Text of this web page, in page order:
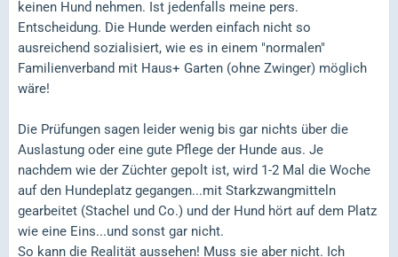
keinen Hund nehmen. Ist jedenfalls meine pers.
Entscheidung. Die Hunde werden einfach nicht so
ausreichend sozialisiert, wie es in einem "normalen"
Familienverband mit Haus+ Garten (ohne Zwinger) möglich
wäre!
Die Prüfungen sagen leider wenig bis gar nichts über die
Auslastung oder eine gute Pflege der Hunde aus. Je
nachdem wie der Züchter gepolt ist, wird 1-2 Mal die Woche
auf den Hundeplatz gegangen...mit Starkzwangmitteln
gearbeitet (Stachel und Co.) und der Hund hört auf dem Platz
wie eine Eins...und sonst gar nicht.
So kann die Realität aussehen! Muss sie aber nicht. Ich